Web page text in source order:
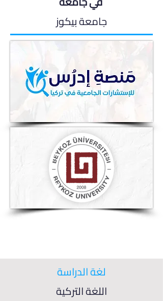
جامعة بيكوز
لغة الدراسة
اللغة التركية